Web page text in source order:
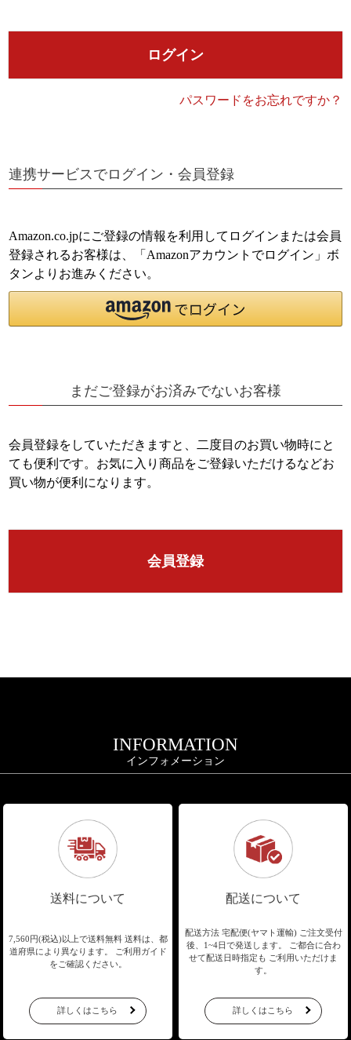
ログイン
パスワードをお忘れですか？
連携サービスでログイン・会員登録
Amazon.co.jpにご登録の情報を利用してログインまたは会員
登録されるお客様は、「Amazonアカウントでログイン」ボ
タンよりお進みください。
まだご登録がお済みでないお客様
会員登録をしていただきますと、二度目のお買い物時にと
ても便利です。 お気に入り商品をご登録いただけるなどお
買い物が便利になります。
会員登録
INFORMATION
インフォメーション
送料について
7,560円(税込)以上で送料無料送料は、都
道府県により異なります。
ご利用ガイド
をご確認ください。
詳しくはこちら
配送について
配送方法 宅配便(ヤマト運輸) ご注文受付
後、1~4日で発送します。
ご都合に合わ
せて配送日時指定も ご利用いただけま
す。
詳しくはこちら